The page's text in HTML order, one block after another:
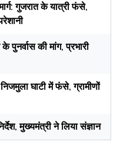
गुजरात के यात्री फंसे,
के पुनर्वास की मांग, प्रभारी
घाटी में फंसे, ग्रामीणों
मुख्यमंत्री ने लिया संज्ञान